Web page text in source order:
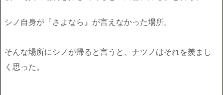
シノ自身が『さよなら』が言えなかった場所。
そんな場所にシノが帰ると言うと、ナツノはそれを羨まし
く思った。